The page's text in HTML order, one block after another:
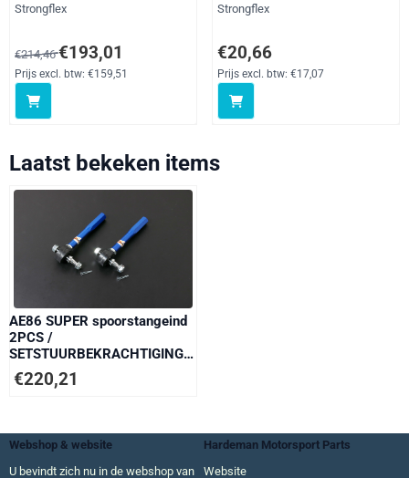
Merk:
Strongflex
Van 214,46 voor 193,01, exclusief btw: 159,51
€214,46€193,01
Prijs excl. btw: €159,51
Merk:
Strongflex
Prijs: 20,66, exclusief btw: 17,07
€20,66
Prijs excl. btw: €17,07
Laatst bekeken items
AE86 SUPER spoorstangeind
2PCS /
SETSTUURBEKRACHTIGING
ONLY
€220,21
Webshop & website
Hardeman Motorsport Parts
U bevindt zich nu in de webshop van
Website